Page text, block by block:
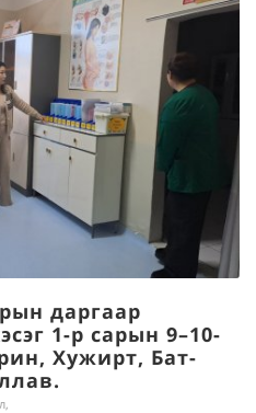
даргаар
1-р сарын 9–10-
Хужирт, Бат-
,